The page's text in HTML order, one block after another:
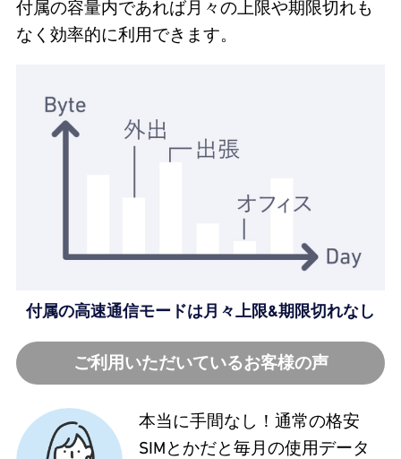
付属の容量内であれば月々の上限や期限切れも
なく効率的に利用できます。
付属の高速通信モードは月々上限&期限切れなし
ご利用いただいているお客様の声
本当に手間なし！通常の格安
SIMとかだと毎月の使用データ